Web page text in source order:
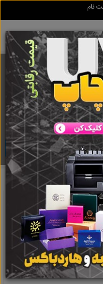
نام
تبلیغ شو
اینترنتی
نشد